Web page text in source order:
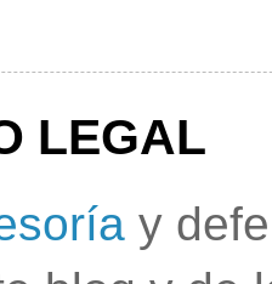
LEGAL
y